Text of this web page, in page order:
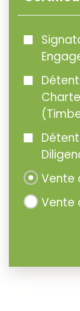
Vente
Vente